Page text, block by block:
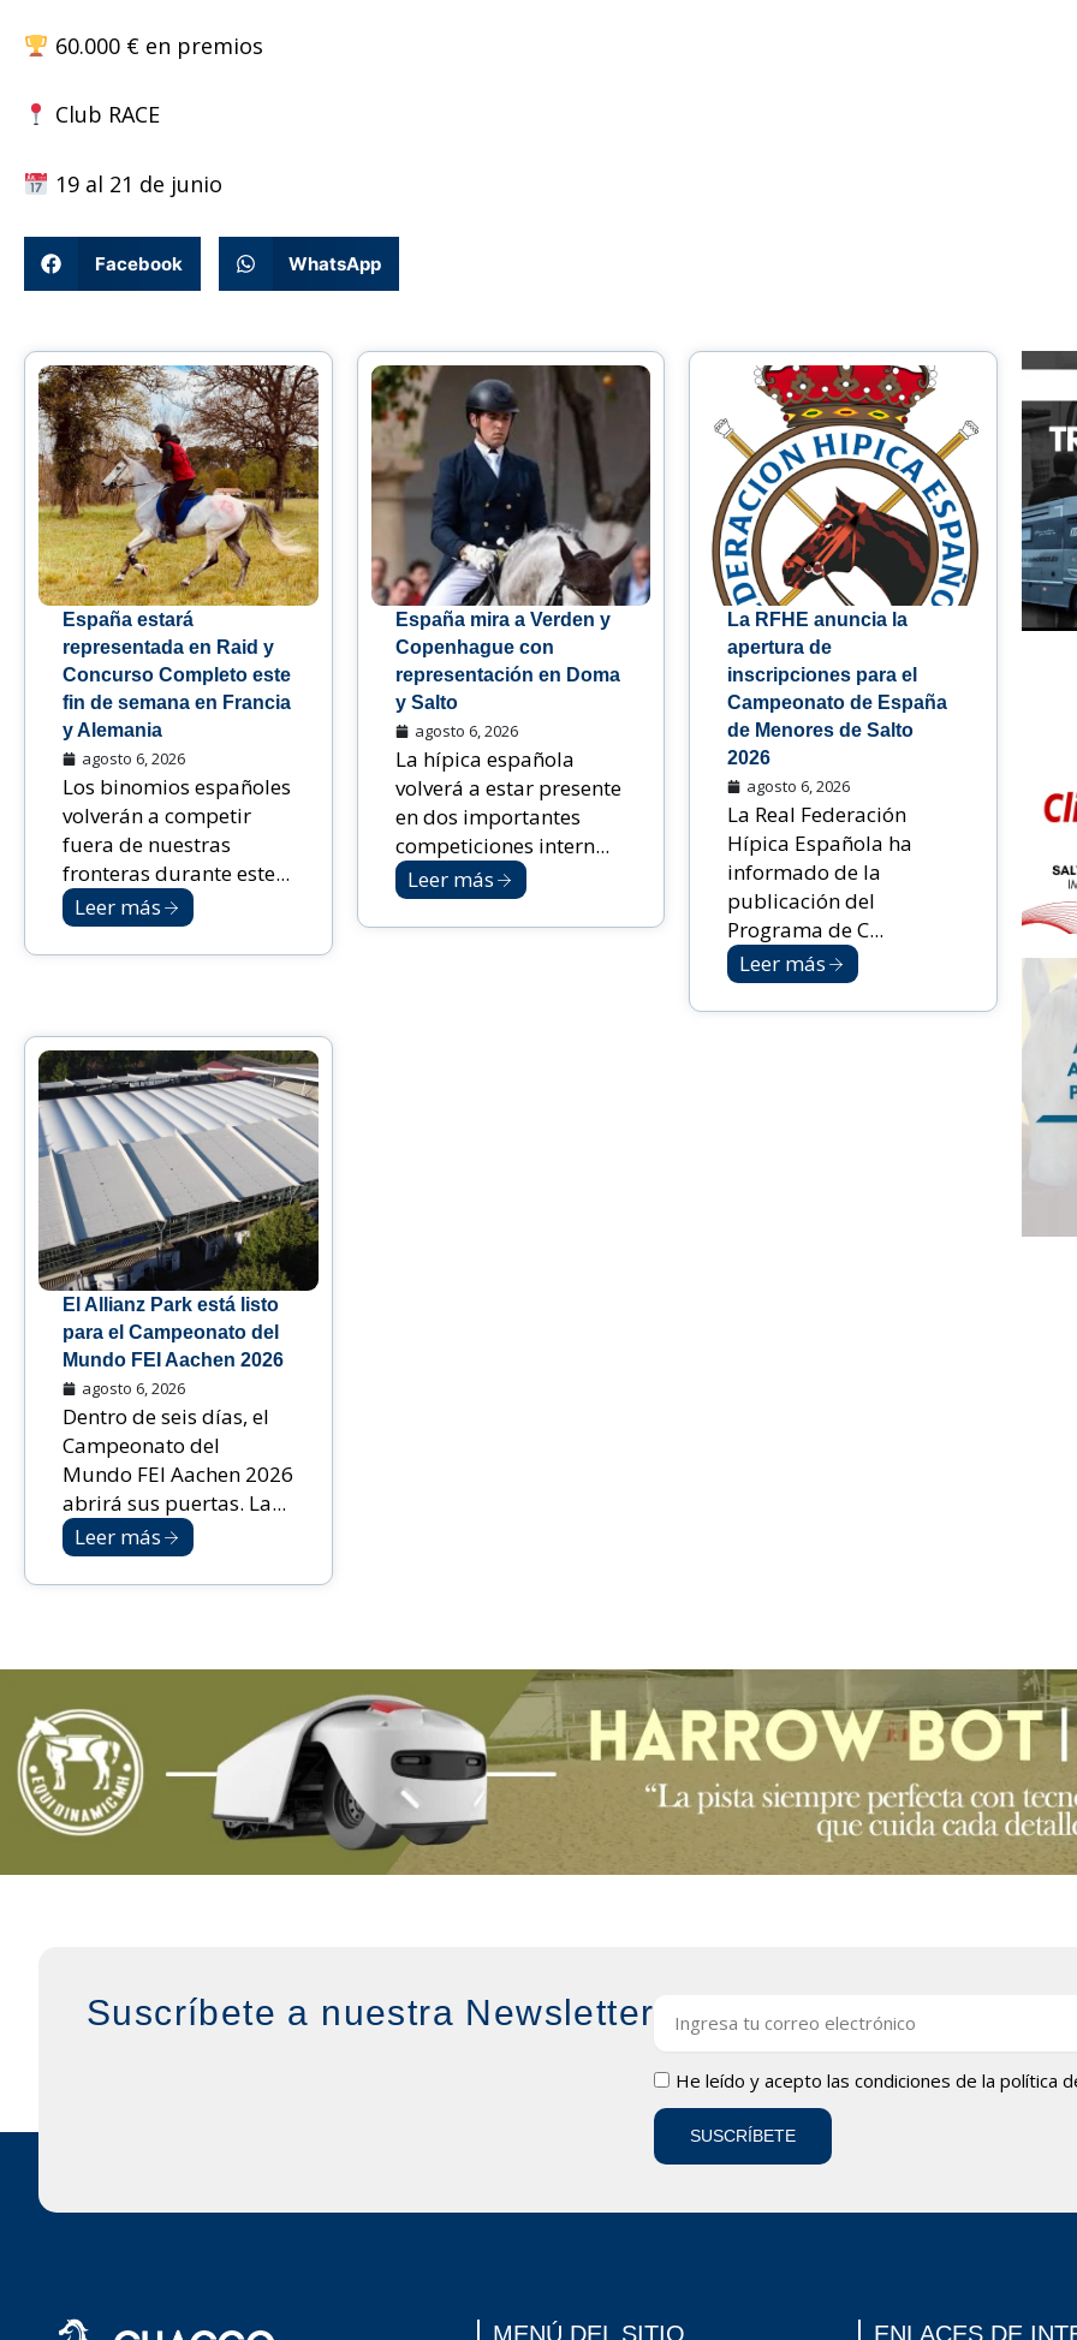
60.000 € en premios
Club RACE
19 al 21 de junio
Facebook WhatsApp
España estará
representada en Raid y
Concurso Completo este
fin de semana en Francia
y Alemania
agosto 6, 2026
Los binomios españoles
volverán a competir
fuera de nuestras
fronteras durante este...
Leer más
España mira a Verden y
Copenhague con
representación en Doma
y Salto
agosto 6, 2026
La hípica española
volverá a estar presente
en dos importantes
competiciones intern...
Leer más
La RFHE anuncia la
apertura de
inscripciones para el
Campeonato de España
de Menores de Salto
2026
agosto 6, 2026
La Real Federación
Hípica Española ha
informado de la
publicación del
Programa de C...
Leer más
El Allianz Park está listo
para el Campeonato del
Mundo FEI Aachen 2026
agosto 6, 2026
Dentro de seis días, el
Campeonato del
Mundo FEI Aachen 2026
abrirá sus puertas. La...
Leer más
Suscríbete a nuestra Newsletter
LOPDHe leído y acepto las condiciones de lapolítica
SUSCRÍBETE
MENÚ DEL SITIO ENLACES DE